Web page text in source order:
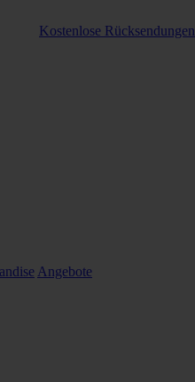
Kostenlose Rücksendungen
Angebote